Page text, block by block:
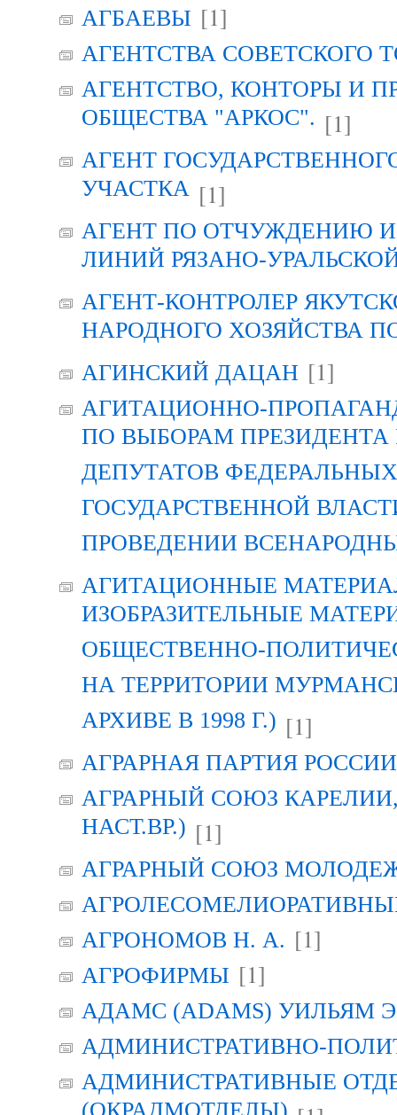
АГБАЕВЫ [1]
АГЕНТСТВА СОВЕТСКОГО
АГЕНТСТВО, КОНТОРЫ И
ОБЩЕСТВА "АРКОС". [1]
АГЕНТ
УЧАСТКА [1]
АГЕНТ ПО ОТЧУЖДЕНИЮ
ЛИНИЙ РЯЗАНО-
АГЕНТ-КОНТРОЛЕР
НАРОДНОГО ХОЗЯЙСТВА
АГИНСКИЙ ДАЦАН [1]
АГИТАЦИОННО-
ПО ВЫБОРАМ
ДЕПУТАТОВ
ГОСУДАРСТВЕННОЙ
ПРОВЕДЕНИИ
АГИТАЦИОННЫЕ
ИЗОБРАЗИТЕЛЬНЫЕ
ОБЩЕСТВЕННО-
НА ТЕРРИТОРИИ
АРХИВЕ В 1998 Г.) [1]
АГРАРНАЯ ПАРТИЯ РОССИИ
АГРАРНЫЙ СОЮЗ КАРЕЛИИ,
НАСТ.ВР.) [1]
АГРАРНЫЙ СОЮЗ
АГРОНОМОВ Н. А. [1]
АГРОФИРМЫ [1]
АДАМС (ADAMS) УИЛЬЯМ
АДМИНИСТРАТИВНО-
АДМИНИСТРАТИВНЫЕ